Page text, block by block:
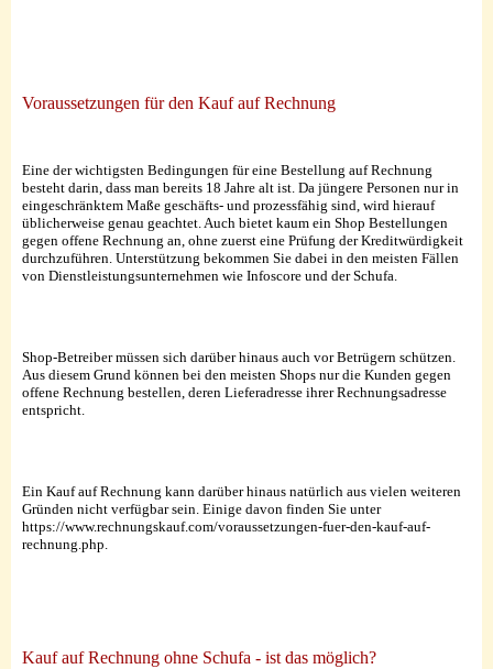
Voraussetzungen für den Kauf auf Rechnung
Eine der wichtigsten Bedingungen für eine Bestellung auf Rechnung
besteht darin, dass man bereits 18 Jahre alt ist. Da jüngere Personen nur in
eingeschränktem Maße geschäfts- und prozessfähig sind, wird hierauf
üblicherweise genau geachtet. Auch bietet kaum ein Shop Bestellungen
gegen offene Rechnung an, ohne zuerst eine Prüfung der Kreditwürdigkeit
durchzuführen. Unterstützung bekommen Sie dabei in den meisten Fällen
von Dienstleistungsunternehmen wie Infoscore und der Schufa.
Shop-Betreiber müssen sich darüber hinaus auch vor Betrügern schützen.
Aus diesem Grund können bei den meisten Shops nur die Kunden gegen
offene Rechnung bestellen, deren Lieferadresse ihrer Rechnungsadresse
entspricht.
Ein Kauf auf Rechnung kann darüber hinaus natürlich aus vielen weiteren
Gründen nicht verfügbar sein. Einige davon finden Sie unter
https://www.rechnungskauf.com/voraussetzungen-fuer-den-kauf-auf-
rechnung.php.
Kauf auf Rechnung ohne Schufa - ist das möglich?